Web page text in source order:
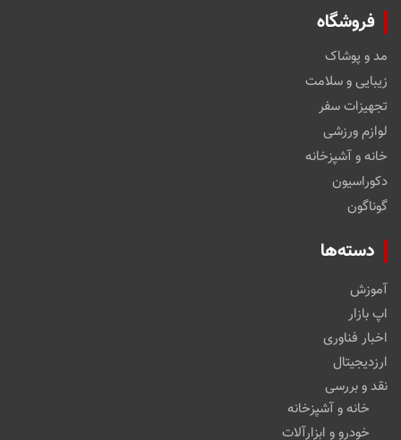
فروشگاه
مد و پوشاک
زیبایی و سلامت
تجهیزات سفر
لوازم ورزشی
خانه و آشپزخانه
دکوراسیون
گوناگون
دسته‌ها
آموزش
اپ بازار
اخبار فناوری
ارزدیجیتال
نقد و بررسی
خانه و آشپزخانه
خودرو و ابزارآلات